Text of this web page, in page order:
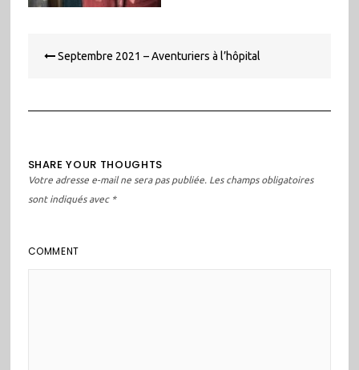
de Septembre 2021 – Aventuriers à l’hôpital
SHARE YOUR THOUGHTS
Votre adresse e-mail ne sera pas publiée. Les champs obligatoires
sont indiqués avec *
COMMENT